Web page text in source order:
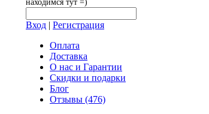
находимся тут =)
Вход | Регистрация
Оплата
Доставка
О нас и Гарантии
Скидки и подарки
Блог
Отзывы (476)